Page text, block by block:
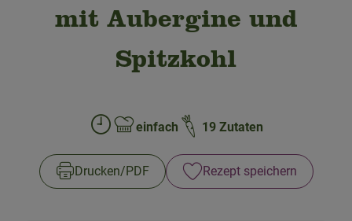
💜 Schnupperangebot
🍎 Bio-Jobkiste
So geht's!
Über uns
mit Aubergine und
Spitzkohl
Zubreitungszeit:
Schwierigkeit:
einfach 19 Zutaten
Drucken​/​PDF Rezept speichern